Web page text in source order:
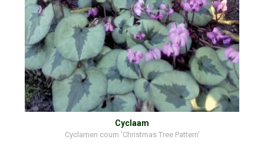
Cyclaam
Cyclamen coum 'Christmas Tree Pattern'